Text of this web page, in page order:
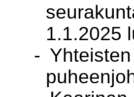
1.1.2025
-